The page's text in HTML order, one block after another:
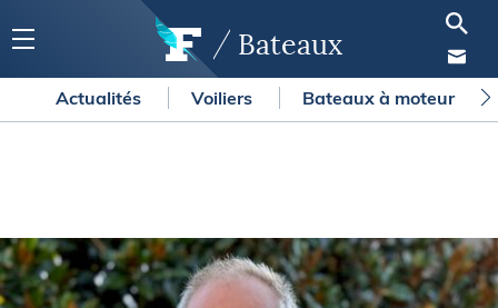
Bateaux
Actualités Voiliers Bateaux à moteur